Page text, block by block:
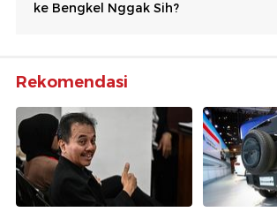
Rekomendasi